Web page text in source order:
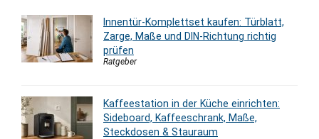
Innentür-Komplettset kaufen: Türblatt,
Zarge, Maße und DIN-Richtung richtig
prüfen
Ratgeber
Kaffeestation in der Küche einrichten:
Sideboard, Kaffeeschrank, Maße,
Steckdosen & Stauraum